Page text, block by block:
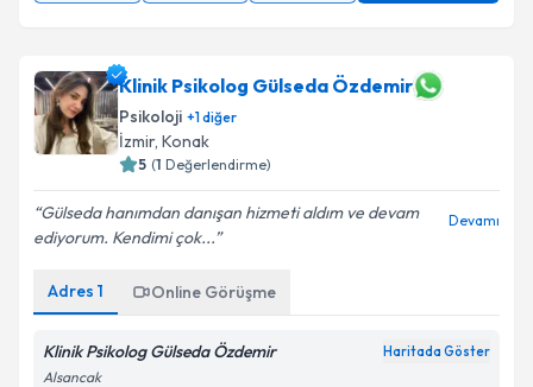
Klinik Psikolog Gülseda Özdemir
Psikoloji +1diğer
İzmir, Konak
5 (1 Değerlendirme)
Gülseda hanımdan danışan hizmeti aldım ve devam
ediyorum. Kendimi çok...
Devamı
Adres 1 Online Görüşme
Klinik Psikolog Gülseda Özdemir Haritada Göster
Alsancak